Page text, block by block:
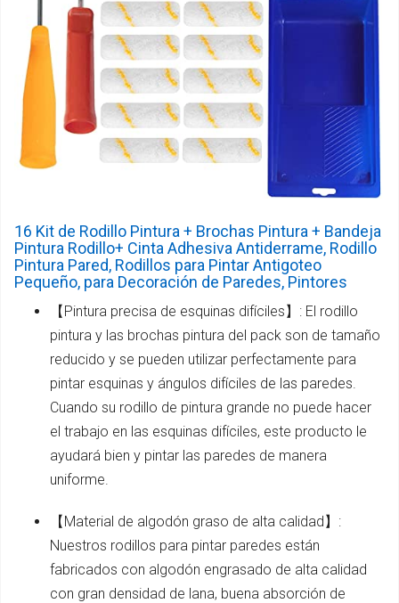
16 Kit de Rodillo Pintura + Brochas Pintura + Bandeja
Pintura Rodillo+ Cinta Adhesiva Antiderrame, Rodillo
Pintura Pared, Rodillos para Pintar Antigoteo
Pequeño, para Decoración de Paredes, Pintores
【Pintura precisa de esquinas difíciles】: El rodillo
pintura y las brochas pintura del pack son de tamaño
reducido y se pueden utilizar perfectamente para
pintar esquinas y ángulos difíciles de las paredes.
Cuando su rodillo de pintura grande no puede hacer
el trabajo en las esquinas difíciles, este producto le
ayudará bien y pintar las paredes de manera
uniforme.
【Material de algodón graso de alta calidad】:
Nuestros rodillos para pintar paredes están
fabricados con algodón engrasado de alta calidad
con gran densidad de lana, buena absorción de